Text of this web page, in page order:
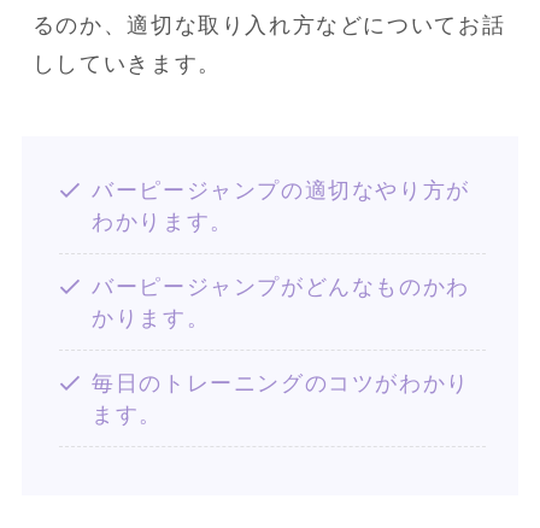
るのか、適切な取り入れ方などについてお話
ししていきます。
バーピージャンプの適切なやり方が
わかります。
バーピージャンプがどんなものかわ
かります。
毎日のトレーニングのコツがわかり
ます。